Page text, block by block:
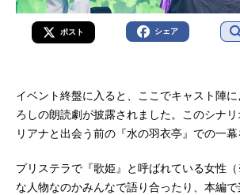
ポスト シェア
イベント終盤に入ると、ここでキャスト陣
ろしの朗読劇が披露されました。このシナ
リアナと出会う前の『水の羽衣亭』での一幕
プリステラで『歌姫』と呼ばれている女性
な人物なのかみんなで語り合ったり、本編